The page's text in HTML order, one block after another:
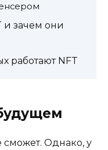
и зачем они
работают NFT
сможет. Однако, у